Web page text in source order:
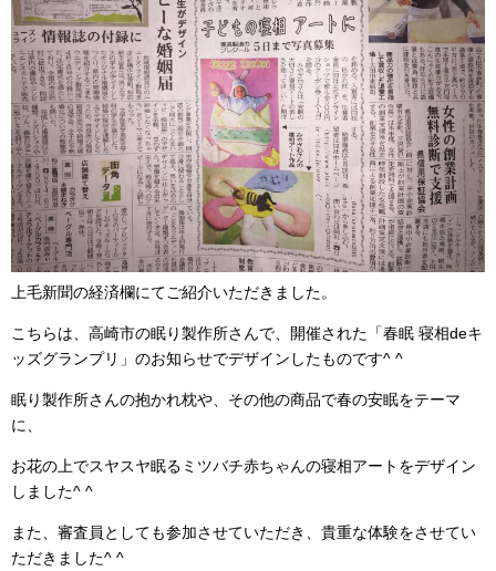
上毛新聞の経済欄にてご紹介いただきました。
こちらは、高崎市の眠り製作所さんで、開催された「春眠 寝相deキ
ッズグランプリ」のお知らせでデザインしたものです^ ^
眠り製作所さんの抱かれ枕や、その他の商品で春の安眠をテーマ
に、
お花の上でスヤスヤ眠るミツバチ赤ちゃんの寝相アートをデザイン
しました^ ^
また、審査員としても参加させていただき、貴重な体験をさせてい
ただきました^ ^